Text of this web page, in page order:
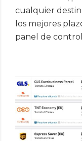
cualquier
los mejores
panel de